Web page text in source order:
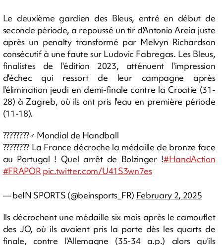
Le deuxième gardien des Bleus, entré en début de
seconde période, a repoussé un tir d'Antonio Areia juste
après un penalty transformé par Melvyn Richardson
consécutif à une faute sur Ludovic Fabregas. Les Bleus,
finalistes de l'édition 2023, atténuent l'impression
d'échec qui ressort de leur campagne après
l'élimination jeudi en demi-finale contre la Croatie (31-
28) à Zagreb, où ils ont pris l'eau en première période
(11-18).
????????‍♂️ Mondial de Handball
???????? La France décroche la médaille de bronze face
au Portugal ! Quel arrêt de Bolzinger !#HandAction
#FRAPOR pic.twitter.com/U41S3wn7es
— beIN SPORTS (@beinsports_FR) February 2, 2025
Ils décrochent une médaille six mois après le camouflet
des JO, où ils avaient pris la porte dès les quarts de
finale, contre l'Allemagne (35-34 a.p.) alors qu'ils